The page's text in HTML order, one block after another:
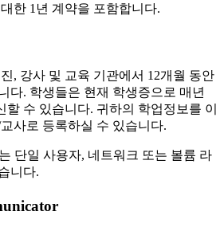
한 1년 계약을 포함합니다.
, 강사 및 교육 기관에서 12개월 동안
다. 학생들은 현재 학생증으로 매년
할 수 있습니다. 귀하의 학업정보를 이
사로 등록하실 수 있습니다.
단일 사용자, 네트워크 또는 볼륨 라
니다.